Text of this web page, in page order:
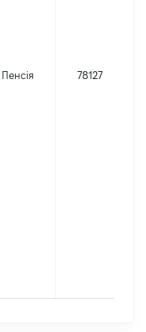
Пенсія 78127